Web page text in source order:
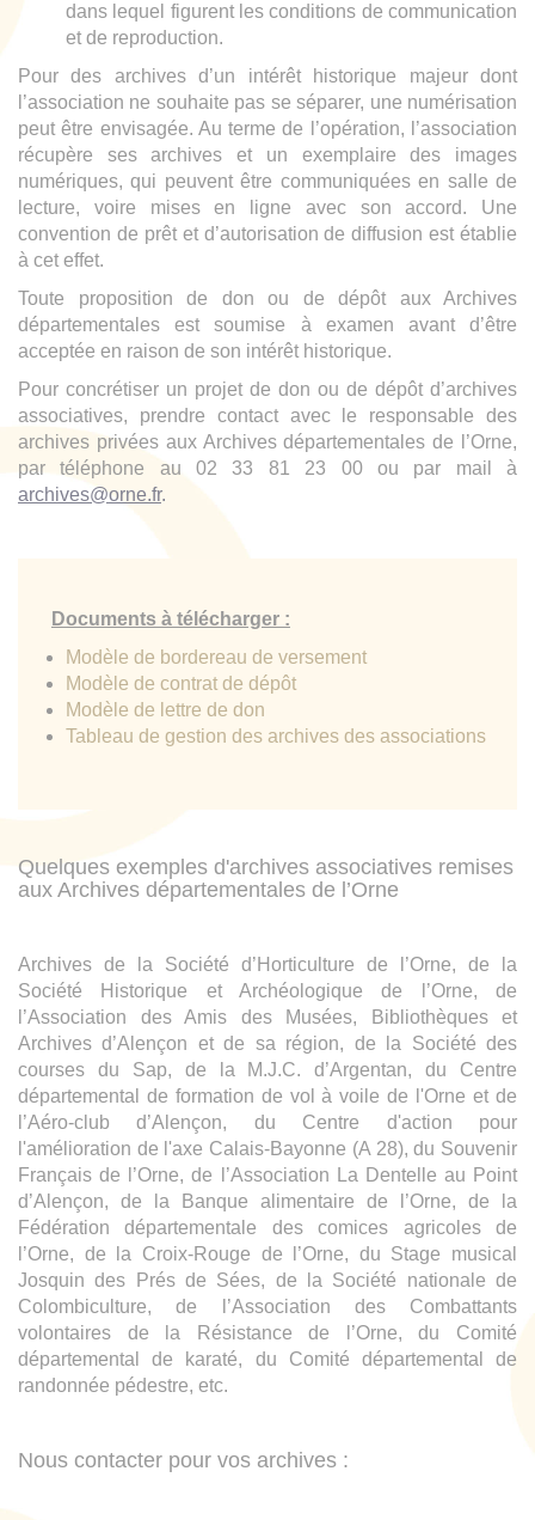
dans lequel figurent les conditions de communication
et de reproduction.
Pour des archives d’un intérêt historique majeur dont
l’association ne souhaite pas se séparer, une numérisation
peut être envisagée. Au terme de l’opération, l’association
récupère ses archives et un exemplaire des images
numériques, qui peuvent être communiquées en salle de
lecture, voire mises en ligne avec son accord. Une
convention de prêt et d’autorisation de diffusion est établie
à cet effet.
Toute proposition de don ou de dépôt aux Archives
départementales est soumise à examen avant d’être
acceptée en raison de son intérêt historique.
Pour concrétiser un projet de don ou de dépôt d’archives
associatives, prendre contact avec le responsable des
archives privées aux Archives départementales de l’Orne,
par téléphone au 02 33 81 23 00 ou par mail à
archives@orne.fr.
Documents à télécharger :
Modèle de bordereau de versement
Modèle de contrat de dépôt
Modèle de lettre de don
Tableau de gestion des archives des associations
Quelques exemples d'archives associatives remises
aux Archives départementales de l’Orne
Archives de la Société d’Horticulture de l’Orne, de la
Société Historique et Archéologique de l’Orne, de
l’Association des Amis des Musées, Bibliothèques et
Archives d’Alençon et de sa région, de la Société des
courses du Sap, de la M.J.C. d’Argentan, du Centre
départemental de formation de vol à voile de l'Orne et de
l’Aéro-club d’Alençon, du Centre d'action pour
l'amélioration de l'axe Calais-Bayonne (A 28), du Souvenir
Français de l’Orne, de l’Association La Dentelle au Point
d’Alençon, de la Banque alimentaire de l’Orne, de la
Fédération départementale des comices agricoles de
l’Orne, de la Croix-Rouge de l’Orne, du Stage musical
Josquin des Prés de Sées, de la Société nationale de
Colombiculture, de l’Association des Combattants
volontaires de la Résistance de l’Orne, du Comité
départemental de karaté, du Comité départemental de
randonnée pédestre, etc.
Nous contacter pour vos archives :